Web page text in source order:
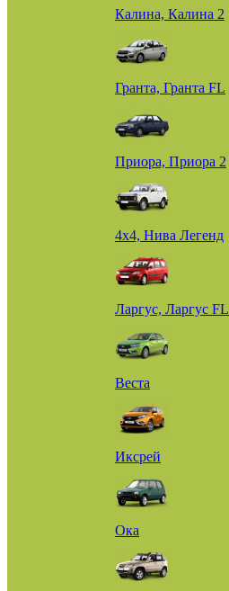
Калина, Калина 2
Гранта, Гранта FL
Приора, Приора 2
4х4, Нива Легенд
Ларгус, Ларгус FL
Веста
Иксрей
Ока